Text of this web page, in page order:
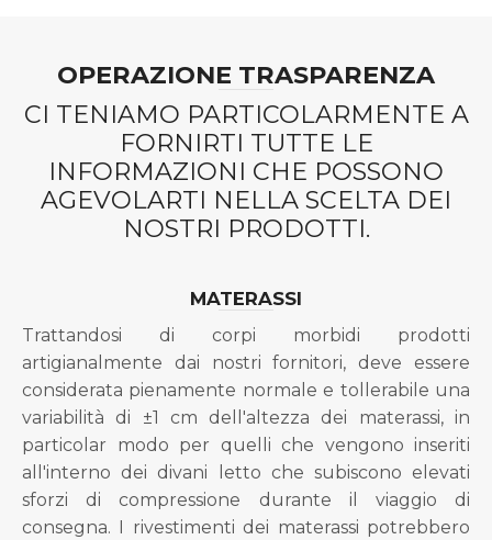
OPERAZIONE TRASPARENZA
CI TENIAMO PARTICOLARMENTE A
FORNIRTI TUTTE LE
INFORMAZIONI CHE POSSONO
AGEVOLARTI NELLA SCELTA DEI
NOSTRI PRODOTTI.
MATERASSI
Trattandosi di corpi morbidi prodotti
artigianalmente dai nostri fornitori, deve essere
considerata pienamente normale e tollerabile una
variabilità di ±1 cm dell'altezza dei materassi, in
particolar modo per quelli che vengono inseriti
all'interno dei divani letto che subiscono elevati
sforzi di compressione durante il viaggio di
consegna. I rivestimenti dei materassi potrebbero